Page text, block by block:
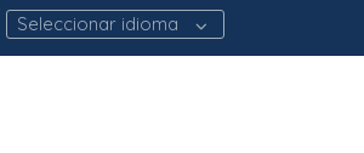
Seleccionar idioma